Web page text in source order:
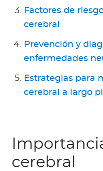
Factores de
cerebral
Prevención y
enfermedades
Estrategias para
cerebral a largo
cerebral